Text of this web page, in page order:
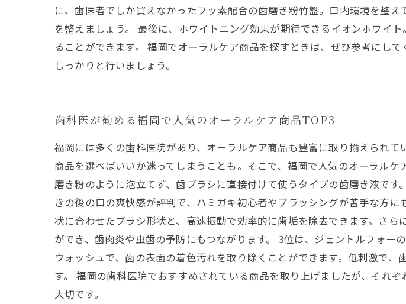
に、歯医者でしか買えなかったフッ素配合の歯磨き粉竹盤。口内環境を整
を整えましょう。 最後に、ホワイトニング効果が期待できるイオンホワイ
ることができます。 福岡でオーラルケア商品を探すときは、ぜひ参考にし
しっかりと行いましょう。
歯科医が勧める福岡で人気のオーラルケア商品TOP3
福岡には多くの歯科医院があり、オーラルケア商品も豊富に取り揃えられ
商品を選べばいいか迷ってしまうことも。そこで、福岡で人気のオーラル
磨き粉のように泡立てず、歯ブラシに直接付けて使うタイプの歯磨き液で
きの後の口の爽快感が評判で、ハミガキ初心者やブラッシングが苦手な方
状に合わせたブラシ形状と、高速振動で効率的に歯垢を除去できます。さ
ができ、歯肉炎や虫歯の予防にもつながります。 3位は、ジェントルフォ
ウォッシュで、歯の表面の着色汚れを取り除くことができます。低刺激で
す。 福岡の歯科医院でおすすめされている商品を取り上げましたが、それ
大切です。